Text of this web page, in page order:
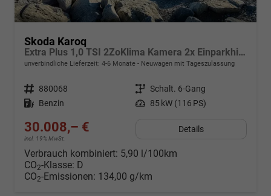
Skoda Karoq
Extra Plus 1,0 TSI 2ZoKlima Kamera 2x Einparkhilfe Alu Felgen 5J Garantie Sitzheizung Matrix el Heckklappe ACC
unverbindliche Lieferzeit: 4-6 Monate Neuwagen mit Tageszulassung
Fahrzeugnr. 880068 Getriebe Schalt. 6-Gang
Kraftstoff Benzin Leistung 85 kW (116 PS)
30.008,– €
incl. 19% MwSt.
Details
Verbrauch kombiniert: 5,90 l/100km
CO2-Klasse: D
CO2-Emissionen: 134,00 g/km